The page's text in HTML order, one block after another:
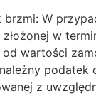
brzmi: W
w
wartości
podatek
z